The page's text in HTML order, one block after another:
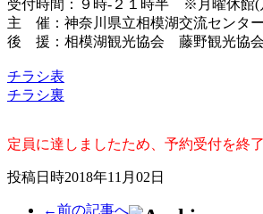
受付時間：９時-２１時半 ※月曜休館(
主 催：神奈川県立相模湖交流センタ
後 援：相模湖観光協会 藤野観光協会
チラシ表
チラシ裏
定員に達しましたため、予約受付を終
投稿日時2018年11月02日
←前の記事へ